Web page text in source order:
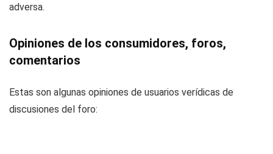
adversa.
Opiniones de los consumidores, foros,
comentarios
Estas son algunas opiniones de usuarios verídicas de
discusiones del foro: